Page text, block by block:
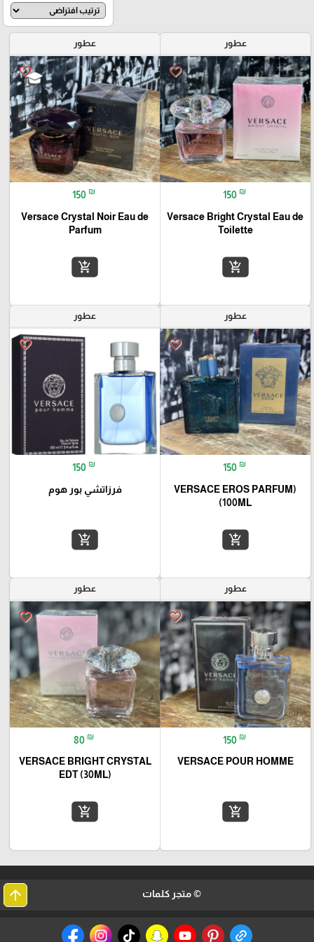
🎓
عطور
favorite_border
150 ₪
Versace Bright Crystal Eau de
Toilette
add_shopping_cart
عطور
favorite_border
150 ₪
Versace Crystal Noir Eau de
Parfum
add_shopping_cart
عطور
favorite_border
150 ₪
(VERSACE EROS PARFUM
(100ML
add_shopping_cart
عطور
favorite_border
150 ₪
فرزاتشي بور هوم
add_shopping_cart
عطور
favorite_border
150 ₪
VERSACE POUR HOMME
add_shopping_cart
عطور
favorite_border
80 ₪
VERSACE BRIGHT CRYSTAL
EDT (30ML)
add_shopping_cart
© متجر كلمات arrow_upward